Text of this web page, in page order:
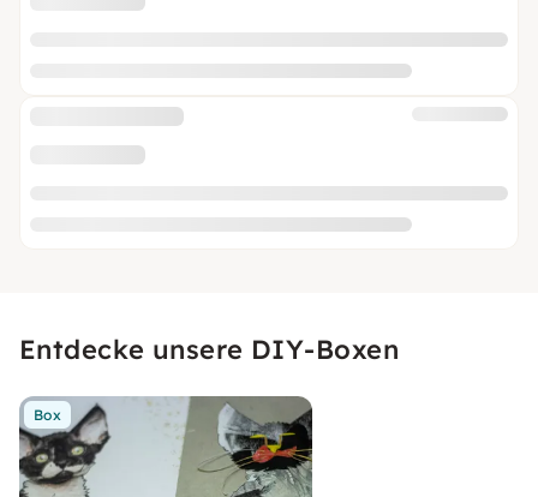
Entdecke unsere DIY-Boxen
Box